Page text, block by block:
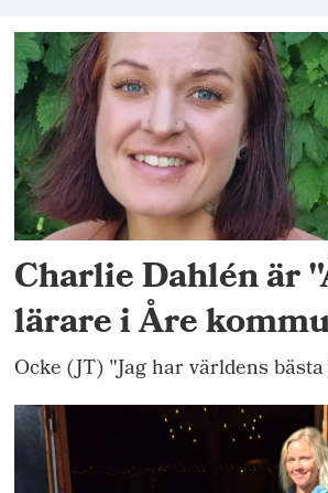
Charlie Dahlén är
lärare i Åre
Ocke (JT) "Jag har världens